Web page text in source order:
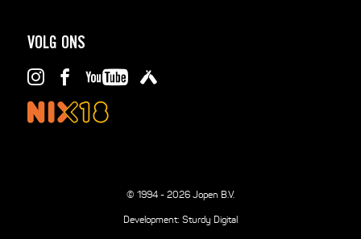
VOLG ONS
© 1994 - 2026 Jopen B.V.
Development: Sturdy Digital